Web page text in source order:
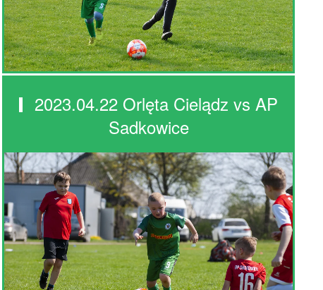
2023.04.22 Orlęta Cielądz vs AP
Sadkowice